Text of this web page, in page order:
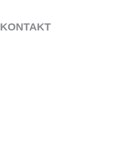
KONTAKT